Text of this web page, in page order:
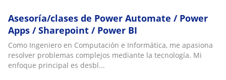
Asesoría/clases de Power Automate / Power
Apps / Sharepoint / Power BI
Como Ingeniero en Computación e Informática, me apasiona
resolver problemas complejos mediante la tecnología. Mi
enfoque principal es desbl...